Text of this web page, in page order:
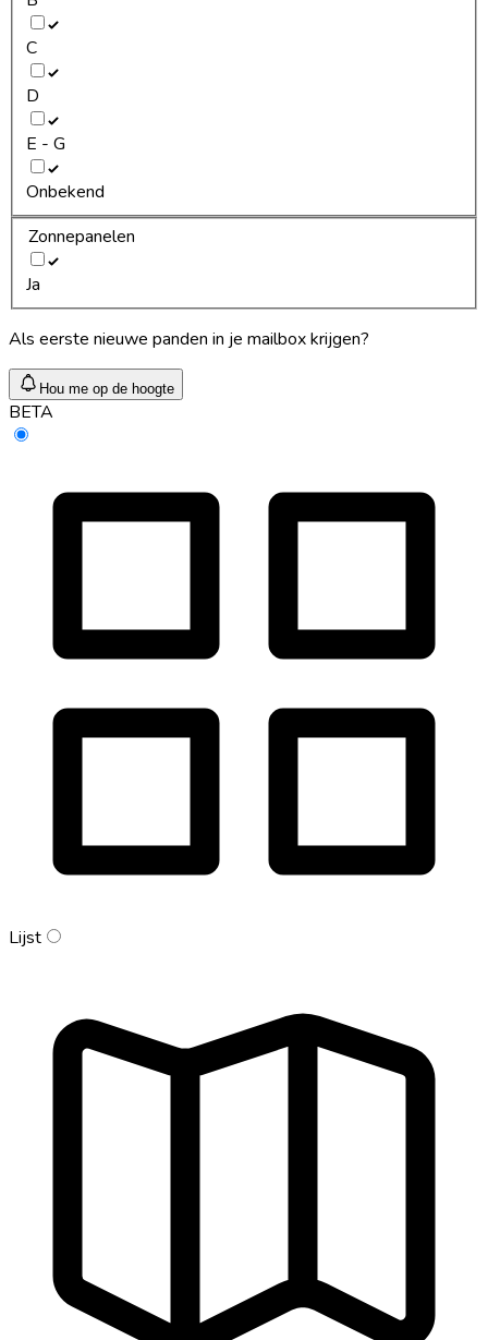
C
D
E - G
Onbekend
Zonnepanelen
Ja
Als eerste nieuwe panden in je mailbox krijgen?
Hou me op de hoogte
BETA
Lijst